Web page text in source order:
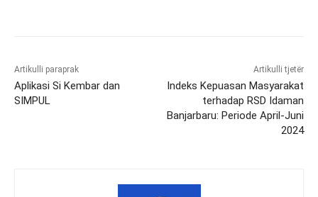
Artikulli paraprak
Aplikasi Si Kembar dan
SIMPUL
Artikulli tjetër
Indeks Kepuasan Masyarakat
terhadap RSD Idaman
Banjarbaru: Periode April-Juni
2024